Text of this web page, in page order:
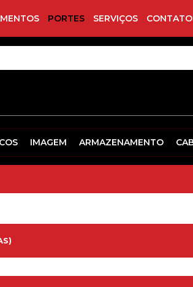
PORTES SERVIÇOS
IMAGEM ARMAZENAMENTO